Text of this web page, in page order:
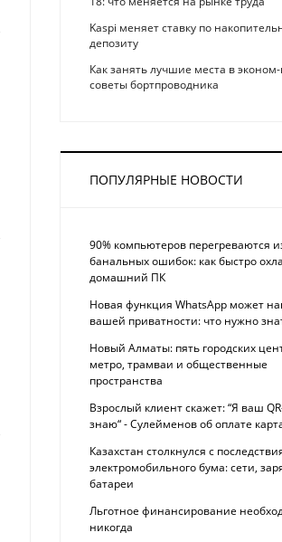
Kaspi меняет ставку по
депозиту
Как занять лучшие места в эконом-
советы бортпроводника
ПОПУЛЯРНЫЕ НОВОСТИ
90% компьютеров перегреваются
банальных ошибок: как быстро
домашний ПК
Новая функция WhatsApp может
вашей приватности: что нужно
Новый Алматы: пять городских
метро, трамваи и общественные
пространства
Взрослый клиент скажет: “Я ваш
знаю“ - Сулейменов об оплате
Казахстан столкнулся с
электромобильного бума: сети,
батареи
Льготное финансирование
никогда